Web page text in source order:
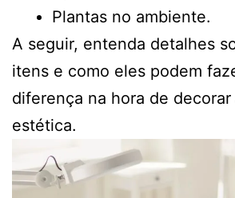
Plantas no ambiente.
A seguir, entenda detalhes
itens e como eles podem
diferença na hora de decorar
estética.